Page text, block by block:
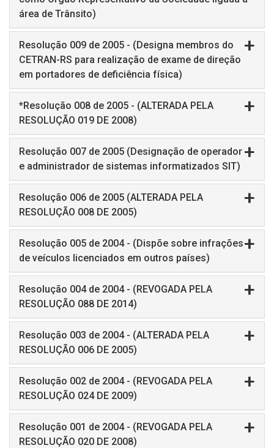
área de Trânsito)
Resolução 009 de 2005 - (Designa membros do
CETRAN-RS para realização de exame de direção
em portadores de deficiência física)
*Resolução 008 de 2005 - (ALTERADA PELA
RESOLUÇÃO 019 DE 2008)
Resolução 007 de 2005 (Designação de operador
e administrador de sistemas informatizados SIT)
Resolução 006 de 2005 (ALTERADA PELA
RESOLUÇÃO 008 DE 2005)
Resolução 005 de 2004 - (Dispõe sobre infrações
de veículos licenciados em outros países)
Resolução 004 de 2004 - (REVOGADA PELA
RESOLUÇÃO 088 DE 2014)
Resolução 003 de 2004 - (ALTERADA PELA
RESOLUÇÃO 006 DE 2005)
Resolução 002 de 2004 - (REVOGADA PELA
RESOLUÇÃO 024 DE 2009)
Resolução 001 de 2004 - (REVOGADA PELA
RESOLUÇÃO 020 DE 2008)